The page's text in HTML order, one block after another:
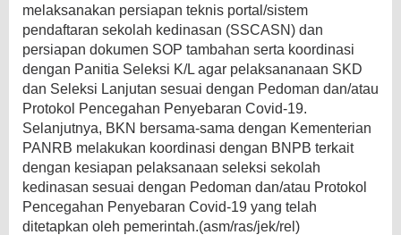
melaksanakan persiapan teknis portal/sistem
pendaftaran sekolah kedinasan (SSCASN) dan
persiapan dokumen SOP tambahan serta koordinasi
dengan Panitia Seleksi K/L agar pelaksananaan SKD
dan Seleksi Lanjutan sesuai dengan Pedoman dan/atau
Protokol Pencegahan Penyebaran Covid-19.
Selanjutnya, BKN bersama-sama dengan Kementerian
PANRB melakukan koordinasi dengan BNPB terkait
dengan kesiapan pelaksanaan seleksi sekolah
kedinasan sesuai dengan Pedoman dan/atau Protokol
Pencegahan Penyebaran Covid-19 yang telah
ditetapkan oleh pemerintah.(asm/ras/jek/rel)